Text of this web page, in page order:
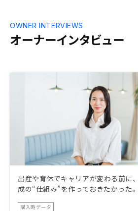
オーナーインタビュー
OWNER INTERVIEWS
出産や育休でキャリアが変わる前に
成の“仕組み”を作っておきたかった。
購入時データ